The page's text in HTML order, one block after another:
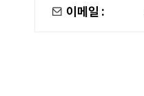
이메일 :